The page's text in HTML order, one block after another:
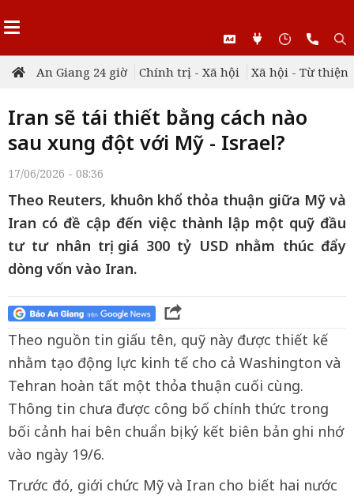
An Giang 24 giờ Chính trị - Xã hội Xã hội - Từ thiện
Iran sẽ tái thiết bằng cách nào
sau xung đột với Mỹ - Israel?
17/06/2026 - 08:36
Theo Reuters, khuôn khổ thỏa thuận giữa Mỹ và
Iran có đề cập đến việc thành lập một quỹ đầu
tư tư nhân trị giá 300 tỷ USD nhằm thúc đẩy
dòng vốn vào Iran.
Theo nguồn tin giấu tên, quỹ này được thiết kế
nhằm tạo động lực kinh tế cho cả Washington và
Tehran hoàn tất một thỏa thuận cuối cùng.
Thông tin chưa được công bố chính thức trong
bối cảnh hai bên chuẩn bị ký kết biên bản ghi nhớ
vào ngày 19/6.
Trước đó, giới chức Mỹ và Iran cho biết hai nước